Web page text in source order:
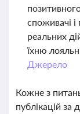
споживачі і
реальних
їхню
Джерело
Кожне з
публікацій